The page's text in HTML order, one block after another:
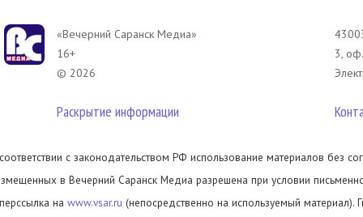
«Вечерний Саранск Mедиа»
16+
© 2026
Раскрытие информации
3,
с законодательством РФ использование материалов без
в Вечерний Саранск Медиа разрешена при условии
на www.vsar.ru (непосредственно на используемый материал).